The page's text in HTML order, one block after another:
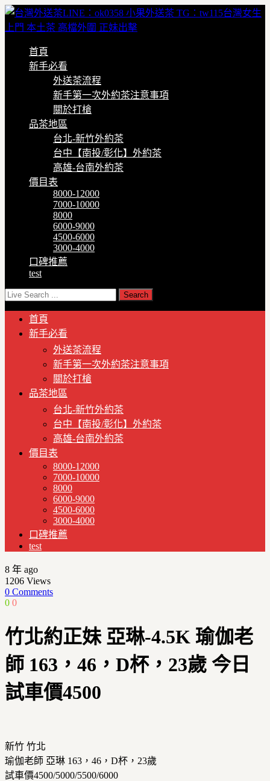
首頁
新手必看
外送茶流程
新手第一次外約茶注意事項
關於打槍
品茶地區
台北-新竹外約茶
台中【南投/彰化】外約茶
高雄-台南外約茶
價目表
8000-12000
7000-10000
8000
6000-9000
4500-6000
3000-4000
口碑推薦
test
首頁
新手必看
外送茶流程
新手第一次外約茶注意事項
關於打槍
品茶地區
台北-新竹外約茶
台中【南投/彰化】外約茶
高雄-台南外約茶
價目表
8000-12000
7000-10000
8000
6000-9000
4500-6000
3000-4000
口碑推薦
test
8 年 ago
1206 Views
0 Comments
0 0
竹北約正妹 亞琳-4.5K 瑜伽老
師 163，46，D杯，23歲 今日
試車價4500
新竹 竹北
瑜伽老師 亞琳 163，46，D杯，23歲
試車價4500/5000/5500/6000